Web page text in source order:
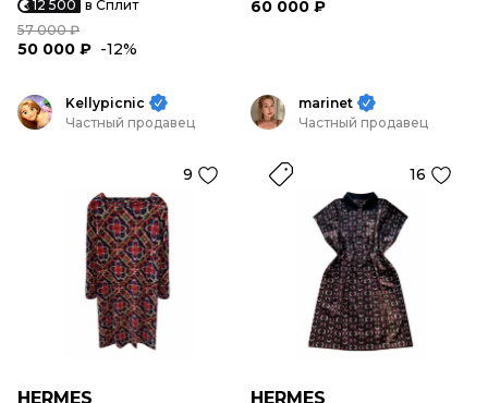
12 500 в Сплит
57 000 ₽
50 000 ₽ -12%
60 000 ₽
Kellypicnic
Частный продавец
9
HERMES
marinet
Частный продавец
16
HERMES